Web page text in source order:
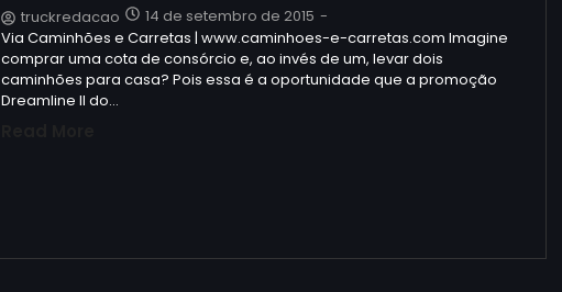
truckredacao 14 de setembro de 2015 -
Via Caminhões e Carretas | www.caminhoes-e-carretas.com Imagine
comprar uma cota de consórcio e, ao invés de um, levar dois
caminhões para casa? Pois essa é a oportunidade que a promoção
Dreamline II do…